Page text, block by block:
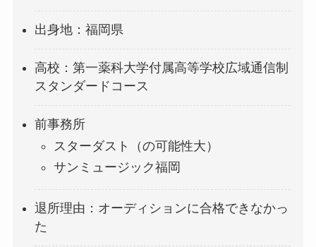
出身地：福岡県
高校：第一薬科大学付属高等学校広域通信制
スタンダードコース
前事務所
スターダスト（の可能性大）
サンミュージック福岡
退所理由：オーディションに合格できなかっ
た